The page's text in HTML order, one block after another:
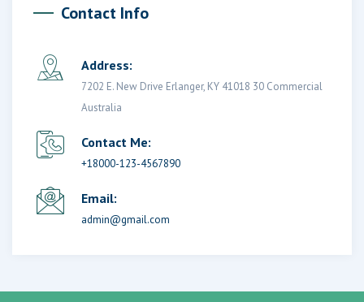
Contact Info
Address:
7202 E. New Drive Erlanger, KY 41018 30 Commercial
Australia
Contact Me:
+18000-123-4567890
Email:
admin@gmail.com